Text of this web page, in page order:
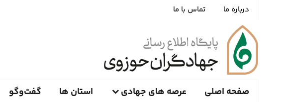
درباره ما تماس با ما
صفحه اصلی عرصه های جهادی استان ها گفت‌وگو